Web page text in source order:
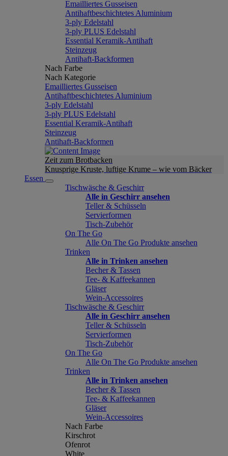
Emailliertes Gusseisen
Antihaftbeschichtetes Aluminium
3-ply Edelstahl
3-ply PLUS Edelstahl
Essential Keramik-Antihaft
Steinzeug
Antihaft-Backformen
Nach Farbe
Nach Kategorie
Emailliertes Gusseisen
Antihaftbeschichtetes Aluminium
3-ply Edelstahl
3-ply PLUS Edelstahl
Essential Keramik-Antihaft
Steinzeug
Antihaft-Backformen
Zeit zum Brotbacken
Knusprige Kruste, luftige Krume – wie vom Bäcker
Essen
Tischwäsche & Geschirr
Alle in Geschirr ansehen
Teller & Schüsseln
Servierformen
Tisch-Zubehör
On The Go
Alle On The Go Produkte ansehen
Trinken
Alle in Trinken ansehen
Becher & Tassen
Tee- & Kaffeekannen
Gläser
Wein-Accessoires
Tischwäsche & Geschirr
Alle in Geschirr ansehen
Teller & Schüsseln
Servierformen
Tisch-Zubehör
On The Go
Alle On The Go Produkte ansehen
Trinken
Alle in Trinken ansehen
Becher & Tassen
Tee- & Kaffeekannen
Gläser
Wein-Accessoires
Nach Farbe
Kirschrot
Ofenrot
White